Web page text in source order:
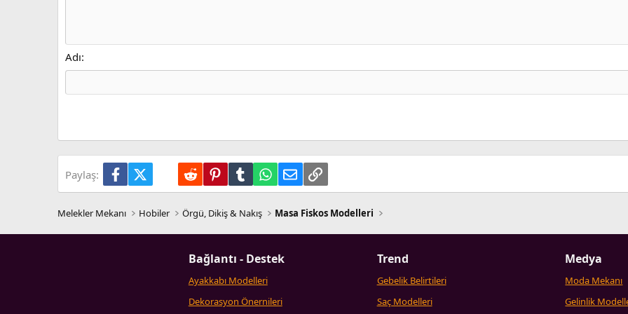
18
22
Heading 3
Tahoma
Times New Roman
Adı
Paylaş: FacebookX (Twitter)LinkedIn
Reddit PinterestTumblrWhatsApp
E-postaLink
Melekler Mekanı Hobiler Örgü, Dikiş & Nakış Masa Fiskos Modelleri
Bağlantı - Destek
Ayakkabı Modelleri
Dekorasyon Önernileri
Trend
Gebelik Belirtileri
Saç Modelleri
Medya
Moda Mekanı
Gelinlik